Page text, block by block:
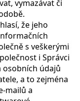
vymazávat či
že jeho
s veškerými
i Správci
údajů
a to zejména
mailů a